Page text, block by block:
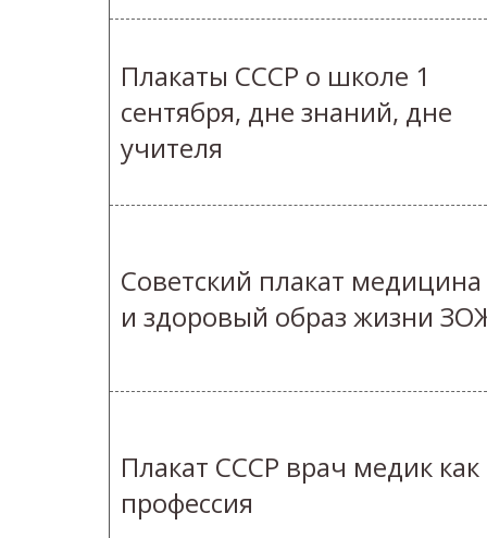
Плакаты СССР о школе 1
сентября, дне знаний, дне
учителя
Советский плакат медицина
и здоровый образ жизни
Плакат СССР врач медик как
профессия